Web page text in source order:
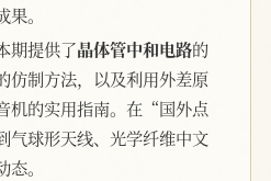
。
期提供了晶体管中和电路的
仿制方法，以及利用外差原
的实用指南。在“国外点
球形天线、光学纤维中文
。